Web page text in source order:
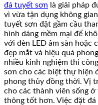
đá tuyết sơn là giải pháp
vì vừa tận dụng không
tuyết sơn đặt gầm cầu
hình dáng mềm mại để
với đèn LED âm sàn hoặc
đẹp mắt và hiệu quả
nhiều kinh nghiệm thi
sơn cho các biệt thự hiện
phong thủy đồng thời. Vị
cho các thành viên sống
thông tốt hơn. Việc đặt đá